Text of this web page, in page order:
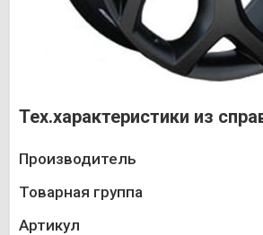
Тех.характеристики из
Производитель
Товарная группа
Артикул